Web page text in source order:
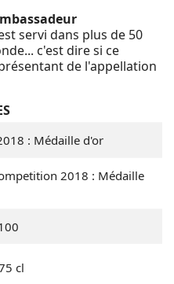
servi dans plus de 50
c'est dire si ce
de l'appellation
: Médaille d'or
2018 : Médaille
cl